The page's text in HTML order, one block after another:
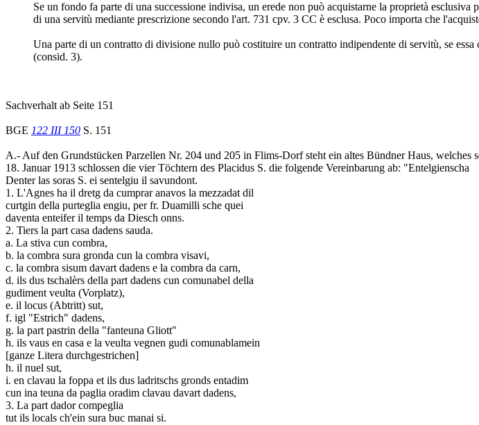
Se un fondo fa parte di una successione indivisa, un erede non può acquistarne la proprietà
di una servitù mediante prescrizione secondo l'art. 731 cpv. 3 CC è esclusa. Poco importa che
Una parte di un contratto di divisione nullo può costituire un contratto indipendente di servitù, se
(consid. 3).
Sachverhalt ab Seite 151
BGE 122 III 150 S. 151
A.- Auf den Grundstücken Parzellen Nr. 204 und 205 in Flims-Dorf steht ein altes Bündner Haus,
18. Januar 1913 schlossen die vier Töchtern des Placidus S. die folgende Vereinbarung ab: "Entelgienscha
Denter las soras S. ei sentelgiu il savundont.
1. L'Agnes ha il dretg da cumprar anavos la mezzadat dil
curtgin della purteglia engiu, per fr. Duamilli sche quei
daventa enteifer il temps da Diesch onns.
2. Tiers la part casa dadens sauda.
a. La stiva cun combra,
b. la combra sura gronda cun la combra visavi,
c. la combra sisum davart dadens e la combra da carn,
d. ils dus tschalèrs della part dadens cun comunabel della
gudiment veulta (Vorplatz),
e. il locus (Abtritt) sut,
f. igl "Estrich" dadens,
g. la part pastrin della "fanteuna Gliott"
h. ils vaus en casa e la veulta vegnen gudi comunablamein
[ganze Litera durchgestrichen]
h. il nuel sut,
i. en clavau la foppa et ils dus ladritschs gronds entadim
cun ina teuna da paglia oradim clavau davart dadens,
3. La part dador compeglia
tut ils locals ch'ein sura buc manai si.